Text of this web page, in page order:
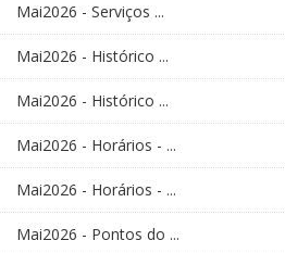
Mai2026 - Serviços ...
Mai2026 - Histórico ...
Mai2026 - Histórico ...
Mai2026 - Horários - ...
Mai2026 - Horários - ...
Mai2026 - Pontos do ...